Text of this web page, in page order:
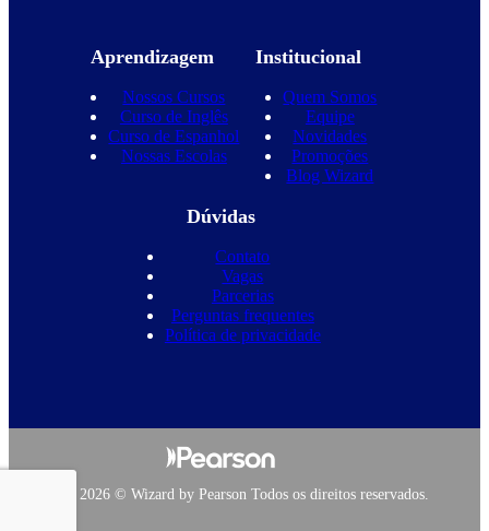
Aprendizagem
Nossos Cursos
Curso de Inglês
Curso de Espanhol
Nossas Escolas
Institucional
Quem Somos
Equipe
Novidades
Promoções
Blog Wizard
Dúvidas
Contato
Vagas
Parcerias
Perguntas frequentes
Política de privacidade
Copyright 2026 © Wizard by Pearson Todos os direitos reservados.